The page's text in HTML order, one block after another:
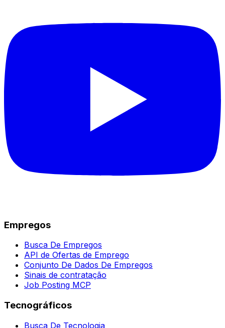
Empregos
Busca De Empregos
API de Ofertas de Emprego
Conjunto De Dados De Empregos
Sinais de contratação
Job Posting MCP
Tecnográficos
Busca De Tecnologia